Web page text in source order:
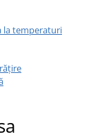
la temperaturi